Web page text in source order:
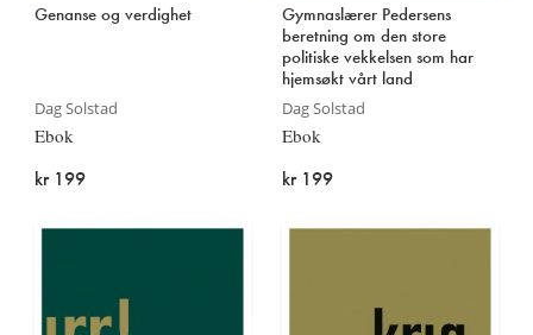
Genanse og verdighet
Dag Solstad
Ebok
kr 199
Gymnaslærer Pedersens
beretning om den store
politiske vekkelsen som har
hjemsøkt vårt land
Dag Solstad
Ebok
kr 199